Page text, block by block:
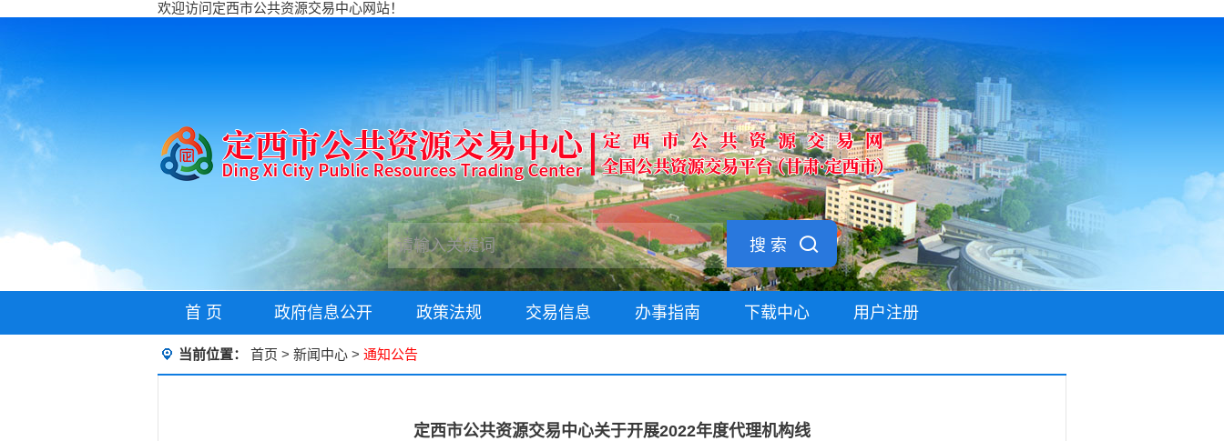
欢迎访问定西市公共资源交易中心网站！
搜 索
首 页 政府信息公开 政策法规 交易信息 办事指南 下载中心 用户注册
当前位置： 首页 > 新闻中心 > 通知公告
定西市公共资源交易中心关于开展2022年度代理机构线